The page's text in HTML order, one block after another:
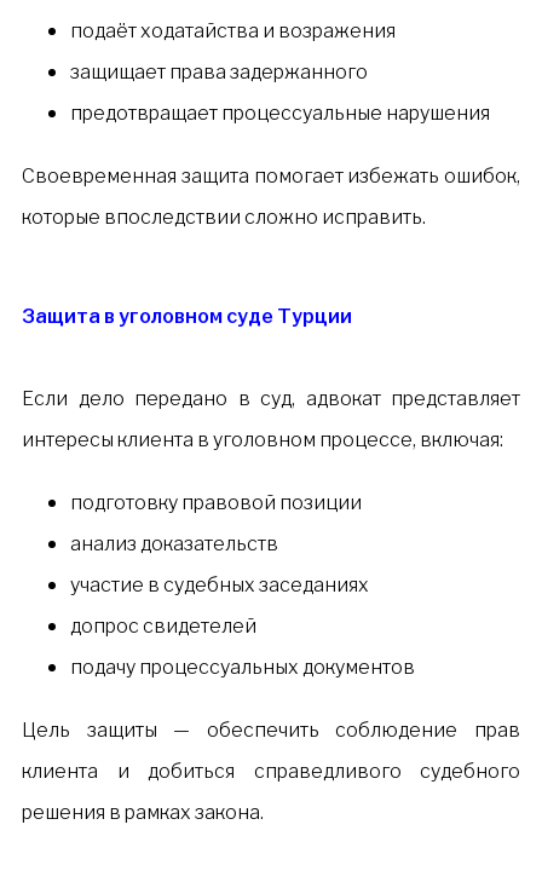
подаёт ходатайства и возражения
защищает права задержанного
предотвращает процессуальные нарушения
Своевременная защита помогает избежать ошибок,
которые впоследствии сложно исправить.
Защита в уголовном суде Турции
Если дело передано в суд, адвокат представляет
интересы клиента в уголовном процессе, включая:
подготовку правовой позиции
анализ доказательств
участие в судебных заседаниях
допрос свидетелей
подачу процессуальных документов
Цель защиты — обеспечить соблюдение прав
клиента и добиться справедливого судебного
решения в рамках закона.